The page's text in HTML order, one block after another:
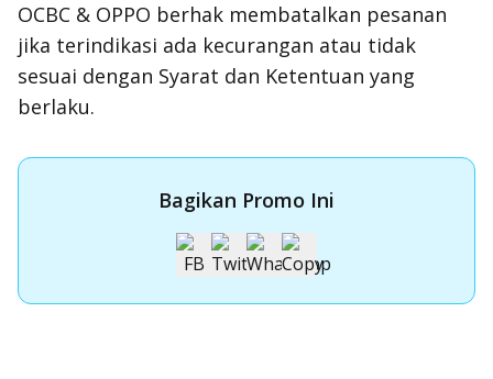
OCBC & OPPO berhak membatalkan pesanan
jika terindikasi ada kecurangan atau tidak
sesuai dengan Syarat dan Ketentuan yang
berlaku.
Bagikan Promo Ini
Apply Kartu Kredit OCBC NISP